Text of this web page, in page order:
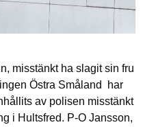
misstänkt ha slagit sin fru
Östra Småland har
av polisen misstänkt
i Hultsfred. P-O Jansson,